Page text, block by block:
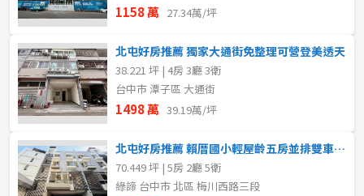
1158 萬 27.34萬/坪
北屯好房推薦 獨家大通街免整理可營登美透天
38.221 坪 | 4房 3廳 3衛
台中市 潭子區 大通街
1498 萬 39.19萬/坪
北屯好房推薦 賴厝國小輕屋齡五房並排雙車電梯別墅
70.449 坪 | 5房 2廳 5衛
綠諦 台中市 北區 梅川西路三段